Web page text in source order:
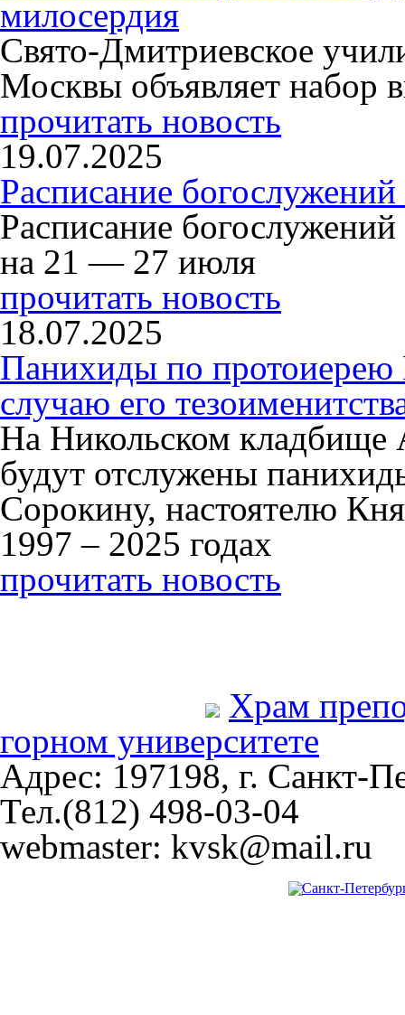
милосердия
Свято-Дмитриевское
Москвы объявляет набор
прочитать новость
19.07.2025
Расписание
Расписание
на 21 — 27 июля
прочитать новость
18.07.2025
Панихиды по
случаю его
На Никольском кладбище
будут отслужены
Сорокину, настоятелю
1997 – 2025 годах
прочитать новость
Храм
горном университете
Адрес: 197198, г. Санкт-
Тел.(812) 498-03-04
webmaster: kvsk@mail.ru